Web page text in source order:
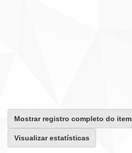
Mostrar registro completo do item
Visualizar estatísticas